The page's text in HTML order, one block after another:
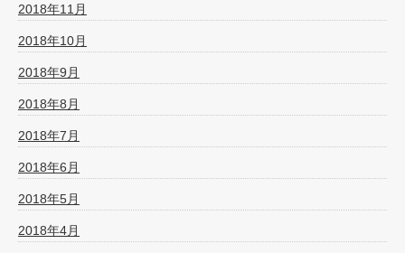
2018年11月
2018年10月
2018年9月
2018年8月
2018年7月
2018年6月
2018年5月
2018年4月